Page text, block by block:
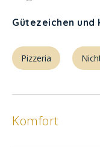
Gütezeichen und
Pizzeria
Komfort